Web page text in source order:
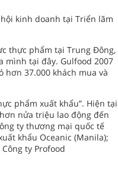
kinh doanh tại Triển lãm
thực phẩm tại Trung Đông,
mình tại đây. Gulfood 2007
37.000 khách mua và
phẩm xuất khẩu”. Hiện tại
nửa triệu lao động đến
ty thương mại quốc tế
khẩu Oceanic (Manila);
ty Profood